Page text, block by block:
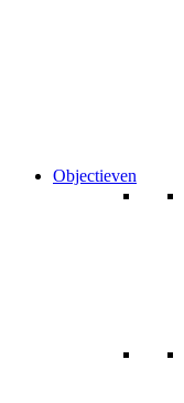
Objectieven